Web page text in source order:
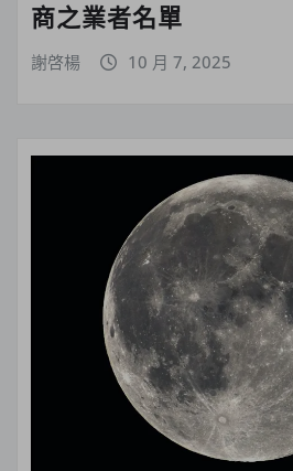
商之業者名單
謝啓楊 10 月 7, 2025